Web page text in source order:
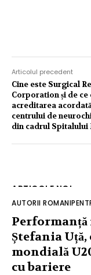
Articolul precedent
Cine este Surgical
Corporation și de ce
acreditarea
centrului de
din cadrul Spitalului
ARTICOLE NOI
AUTORII
Ștefania
mondială
cu bariere